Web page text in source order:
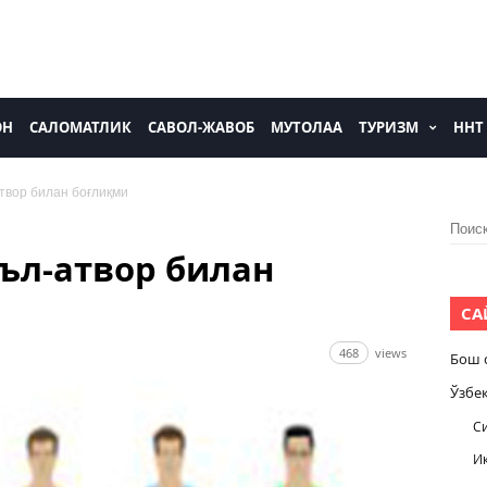
САЛОМАТЛИК САВОЛ-ЖАВОБ МУТОЛАА ТУРИЗМ ННТ
билан боғлиқми
атвор билан
468 views
Бош